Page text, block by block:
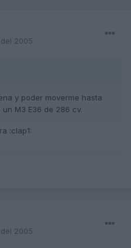
2005
y poder moverme hasta
M3 E36 de 286 cv.
:clap1:
2005